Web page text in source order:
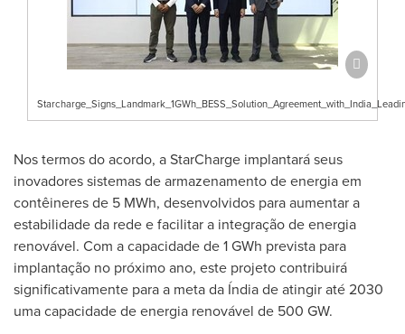
Nos termos do acordo, a StarCharge implantará seus
inovadores sistemas de armazenamento de energia em
contêineres de 5 MWh, desenvolvidos para aumentar a
estabilidade da rede e facilitar a integração de energia
renovável. Com a capacidade de 1 GWh prevista para
implantação no próximo ano, este projeto contribuirá
significativamente para a meta da Índia de atingir até 2030
uma capacidade de energia renovável de 500 GW.